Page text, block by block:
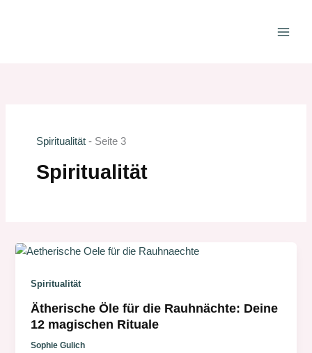
Spiritualität- Seite 3
Spiritualität
Spiritualität
Ätherische Öle für die Rauhnächte: Deine
12 magischen Rituale
Sophie Gulich